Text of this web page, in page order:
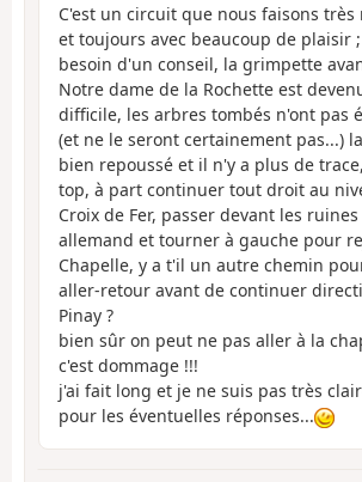
C'est un circuit que nous faisons
et toujours avec beaucoup de plaisir
besoin d'un conseil, la grimpette
Notre dame de la Rochette est
difficile, les arbres tombés n'ont pas
(et ne le seront certainement pas...)
bien repoussé et il n'y a plus de
top, à part continuer tout droit au
Croix de Fer, passer devant les
allemand et tourner à gauche pour
Chapelle, y a t'il un autre chemin
aller-retour avant de continuer
Pinay ?
bien sûr on peut ne pas aller à la
c'est dommage !!!
j'ai fait long et je ne suis pas très
pour les éventuelles réponses...